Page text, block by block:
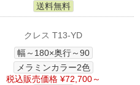
送料無料
クレス T13-YD
幅～180×奥行～90
メラミンカラー2色
税込販売価格 ¥72,700～